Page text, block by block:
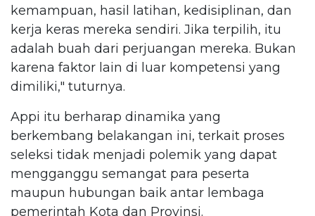
kemampuan, hasil latihan, kedisiplinan, dan
kerja keras mereka sendiri. Jika terpilih, itu
adalah buah dari perjuangan mereka. Bukan
karena faktor lain di luar kompetensi yang
dimiliki," tuturnya.
Appi itu berharap dinamika yang
berkembang belakangan ini, terkait proses
seleksi tidak menjadi polemik yang dapat
mengganggu semangat para peserta
maupun hubungan baik antar lembaga
pemerintah Kota dan Provinsi.